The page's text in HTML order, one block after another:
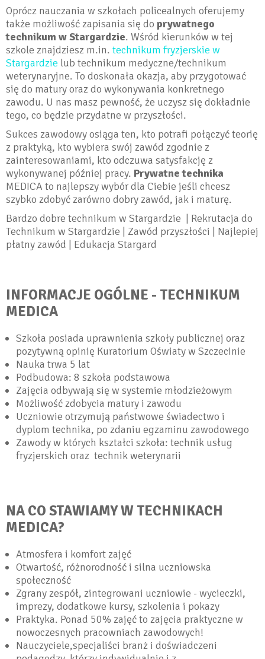
Oprócz nauczania w szkołach policealnych oferujemy
także możliwość zapisania się do prywatnego
technikum w Stargardzie. Wśród kierunków w tej
szkole znajdziesz m.in. technikum fryzjerskie w
Stargardzie lub technikum medyczne/technikum
weterynaryjne. To doskonała okazja, aby przygotować
się do matury oraz do wykonywania konkretnego
zawodu. U nas masz pewność, że uczysz się dokładnie
tego, co będzie przydatne w przyszłości.
Sukces zawodowy osiąga ten, kto potrafi połączyć teorię
z praktyką, kto wybiera swój zawód zgodnie z
zainteresowaniami, kto odczuwa satysfakcję z
wykonywanej później pracy. Prywatne technika
MEDICA to najlepszy wybór dla Ciebie jeśli chcesz
szybko zdobyć zarówno dobry zawód, jak i maturę.
Bardzo dobre technikum w Stargardzie | Rekrutacja do
Technikum w Stargardzie | Zawód przyszłości | Najlepiej
płatny zawód | Edukacja Stargard
INFORMACJE OGÓLNE - TECHNIKUM
MEDICA
Szkoła posiada uprawnienia szkoły publicznej oraz
pozytywną opinię Kuratorium Oświaty w Szczecinie
Nauka trwa 5 lat
Podbudowa: 8 szkoła podstawowa
Zajęcia odbywają się w systemie młodzieżowym
Możliwość zdobycia matury i zawodu
Uczniowie otrzymują państwowe świadectwo i
dyplom technika, po zdaniu egzaminu zawodowego
Zawody w których kształci szkoła: technik usług
fryzjerskich oraz technik weterynarii
NA CO STAWIAMY W TECHNIKACH
MEDICA?
Atmosfera i komfort zajęć
Otwartość, różnorodność i silna uczniowska
społeczność
Zgrany zespół, zintegrowani uczniowie - wycieczki,
imprezy, dodatkowe kursy, szkolenia i pokazy
Praktyka. Ponad 50% zajęć to zajęcia praktyczne w
nowoczesnych pracowniach zawodowych!
Nauczyciele,specjaliści branż i doświadczeni